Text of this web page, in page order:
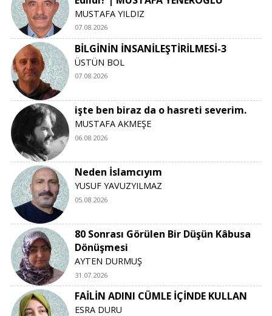
MUSTAFA YILDIZ
07.08.2026
BİLGİNİN İNSANİLEŞTİRİLMESİ-3
ÜSTÜN BOL
07.08.2026
işte ben biraz da o hasreti severim.
MUSTAFA AKMEŞE
06.08.2026
Neden İslamcıyım
YUSUF YAVUZYILMAZ
05.08.2026
80 Sonrası Görülen Bir Düşün Kâbusa
Dönüşmesi
AYTEN DURMUŞ
31.07.2026
FAİLİN ADINI CÜMLE İÇİNDE KULLAN
ESRA DURU